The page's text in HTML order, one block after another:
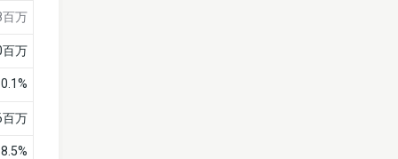
万
万
万
8.5%